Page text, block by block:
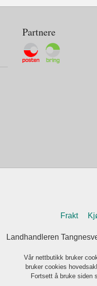
Partnere
Frakt
Landhandleren
Vår nettbutikk bruker
bruker cookies
Fortsett å bruke siden